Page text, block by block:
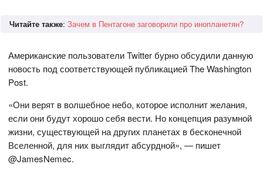
Читайте также: Зачем в Пентагоне заговорили про инопланетян?
Американские пользователи Twitter бурно обсудили данную
новость под соответствующей публикацией The Washington
Post.
«Они верят в волшебное небо, которое исполнит желания,
если они будут хорошо себя вести. Но концепция разумной
жизни, существующей на других планетах в бесконечной
Вселенной, для них выглядит абсурдной», — пишет
@JamesNemec.